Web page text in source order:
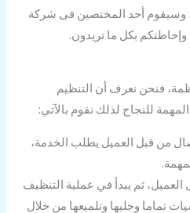
وسيقوم أحد المختصين فى شركة
بكل ما تريدون.
فنحن نعرف أن التنظيم
للنجاح لذلك نقوم بالآتي:
من قبل العميل يطلب الخدمة،
ثم يبدأ في عملية التنظيف
تماما وجليها وتلميعها من خلال